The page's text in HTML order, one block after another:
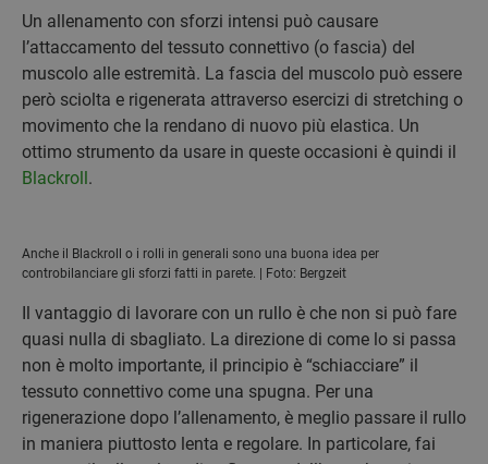
Un allenamento con sforzi intensi può causare
l’attaccamento del tessuto connettivo (o fascia) del
muscolo alle estremità. La fascia del muscolo può essere
però sciolta e rigenerata attraverso esercizi di stretching o
movimento che la rendano di nuovo più elastica. Un
ottimo strumento da usare in queste occasioni è quindi il
Blackroll.
Anche il Blackroll o i rolli in generali sono una buona idea per
controbilanciare gli sforzi fatti in parete. | Foto: Bergzeit
Il vantaggio di lavorare con un rullo è che non si può fare
quasi nulla di sbagliato. La direzione di come lo si passa
non è molto importante, il principio è “schiacciare” il
tessuto connettivo come una spugna. Per una
rigenerazione dopo l’allenamento, è meglio passare il rullo
in maniera piuttosto lenta e regolare. In particolare, fai